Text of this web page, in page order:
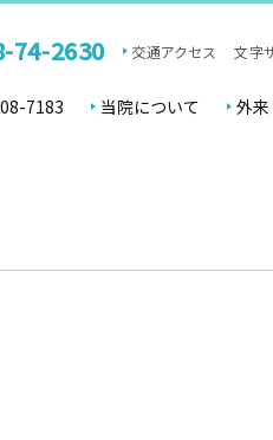
74-2630 交通アクセス 文字
7183 当院について 外